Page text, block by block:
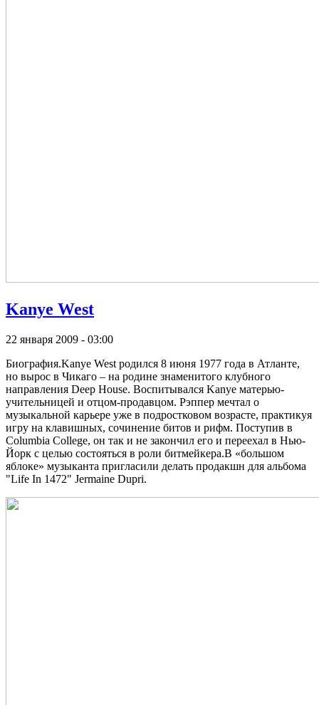
Kanye West
22 января 2009 - 03:00
Биография.Kanye West родился 8 июня 1977 года в Атланте,
но вырос в Чикаго – на родине знаменитого клубного
направления Deep House. Воспитывался Kanye матерью-
учительницей и отцом-продавцом. Рэппер мечтал о
музыкальной карьере уже в подростковом возрасте, практикуя
игру на клавишных, сочинение битов и рифм. Поступив в
Columbia College, он так и не закончил его и переехал в Нью-
Йорк с целью состояться в роли битмейкера.В «большом
яблоке» музыканта пригласили делать продакшн для альбома
"Life In 1472" Jermaine Dupri.